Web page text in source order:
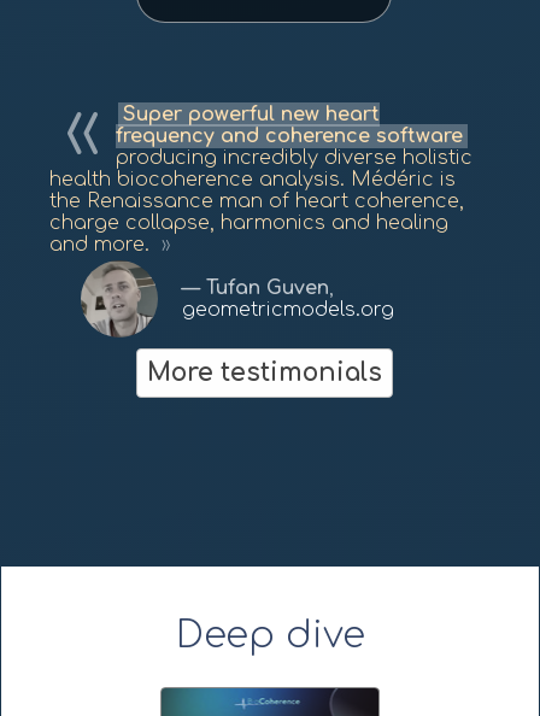
fractalfield.com
Super powerful new heart
frequency and coherence software
producing incredibly diverse holistic
health biocoherence analysis. Médéric is
the Renaissance man of heart coherence,
charge collapse, harmonics and healing
and more.
Tufan Guven,
geometricmodels.org
More testimonials
Deep dive